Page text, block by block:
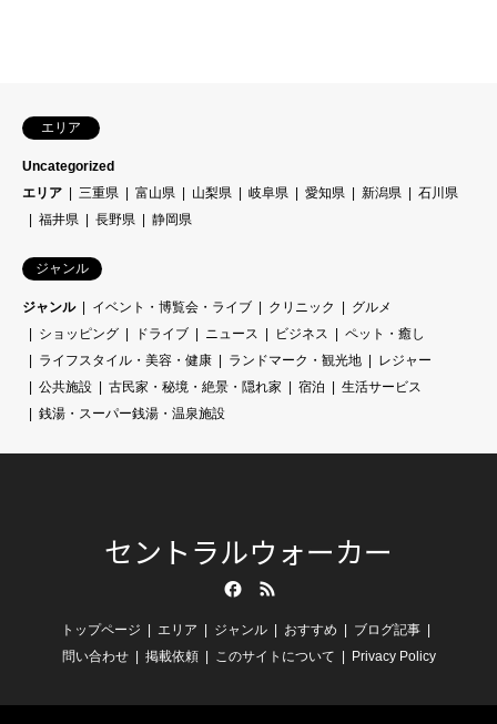
エリア
Uncategorized
エリア
三重県 富山県 山梨県 岐阜県 愛知県 新潟県
石川県
福井県
長野県 静岡県
ジャンル
ジャンル イベント・博覧会・ライブ クリニック
グルメ
ショッピング
ドライブ ニュース ビジネス
ペット・癒し
ライフスタイル・美容・健康
ランドマーク・観光地
レジャー
公共施設
古民家・秘境・絶景・隠れ家 宿泊
生活サービス
銭湯・スーパー銭湯・温泉施設
セントラルウォーカー
トップページ エリア ジャンル おすすめ
ブログ記事
問い合わせ
掲載依頼 このサイトについて Privacy Policy